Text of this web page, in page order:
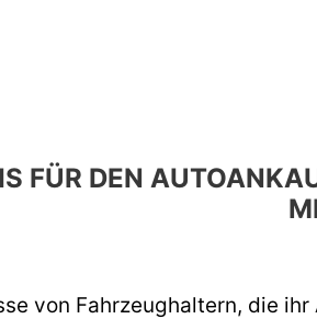
FÜR DEN
von Fahrzeughaltern, die